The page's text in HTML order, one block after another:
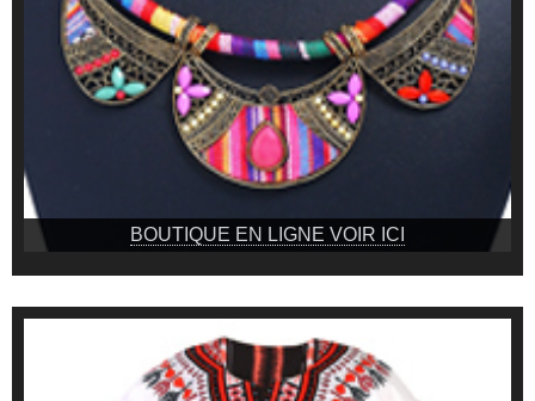
BOUTIQUE EN LIGNE VOIR ICI